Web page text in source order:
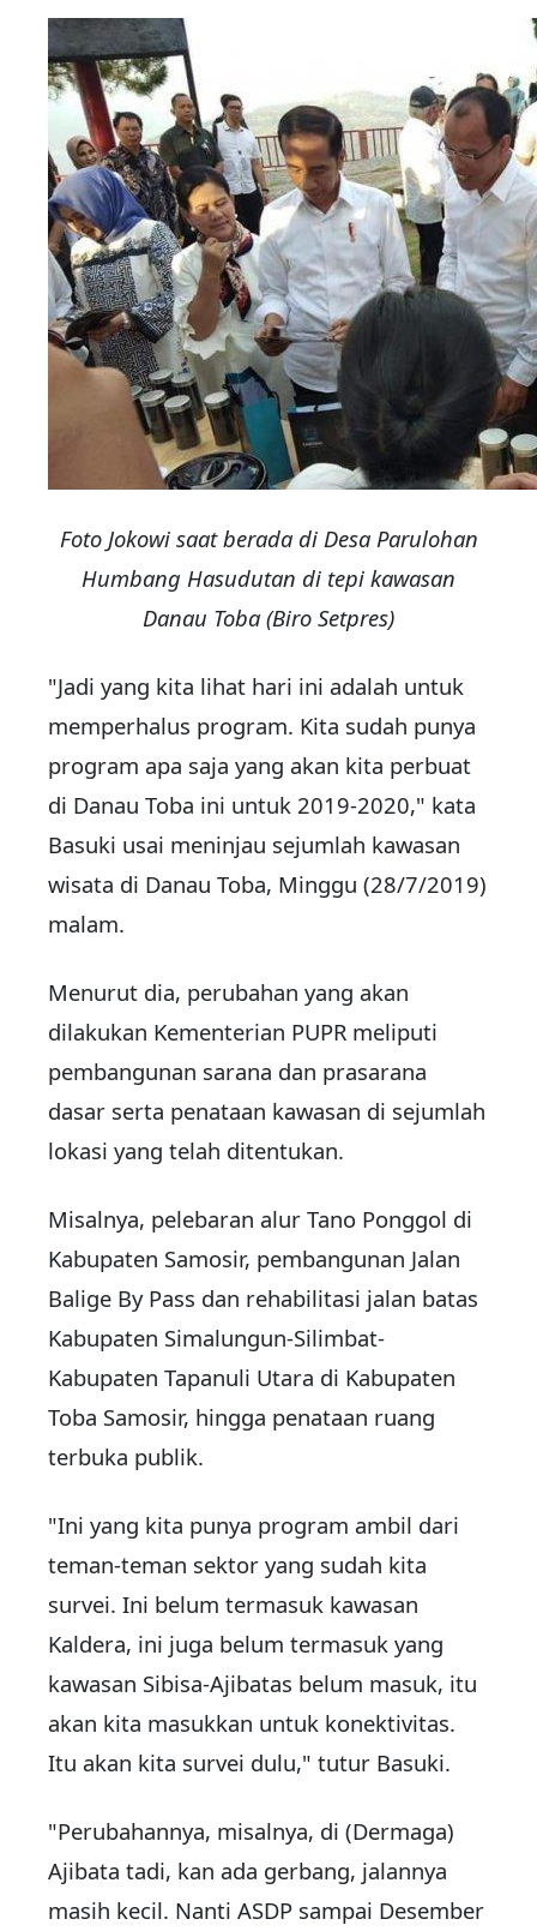
Foto Jokowi saat berada di Desa Parulohan
Humbang Hasudutan di tepi kawasan
Danau Toba (Biro Setpres)
"Jadi yang kita lihat hari ini adalah untuk
memperhalus program. Kita sudah punya
program apa saja yang akan kita perbuat
di Danau Toba ini untuk 2019-2020," kata
Basuki usai meninjau sejumlah kawasan
wisata di Danau Toba, Minggu (28/7/2019)
malam.
Menurut dia, perubahan yang akan
dilakukan Kementerian PUPR meliputi
pembangunan sarana dan prasarana
dasar serta penataan kawasan di sejumlah
lokasi yang telah ditentukan.
Misalnya, pelebaran alur Tano Ponggol di
Kabupaten Samosir, pembangunan Jalan
Balige By Pass dan rehabilitasi jalan batas
Kabupaten Simalungun-Silimbat-
Kabupaten Tapanuli Utara di Kabupaten
Toba Samosir, hingga penataan ruang
terbuka publik.
"Ini yang kita punya program ambil dari
teman-teman sektor yang sudah kita
survei. Ini belum termasuk kawasan
Kaldera, ini juga belum termasuk yang
kawasan Sibisa-Ajibatas belum masuk, itu
akan kita masukkan untuk konektivitas.
Itu akan kita survei dulu," tutur Basuki.
"Perubahannya, misalnya, di (Dermaga)
Ajibata tadi, kan ada gerbang, jalannya
masih kecil. Nanti ASDP sampai Desember